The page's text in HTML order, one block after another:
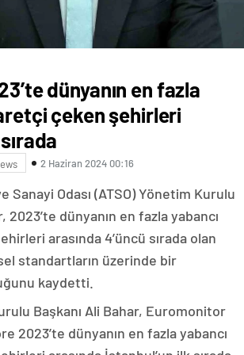
dünyanın en fazla
çeken şehirleri
2 Haziran 2024 00:16
Sanayi Odası (ATSO) Yönetim Kurulu
2023’te dünyanın en fazla yabancı
arasında 4’üncü sırada olan
standartların üzerinde bir
kaydetti.
Başkanı Ali Bahar, Euromonitor
2023’te dünyanın en fazla yabancı